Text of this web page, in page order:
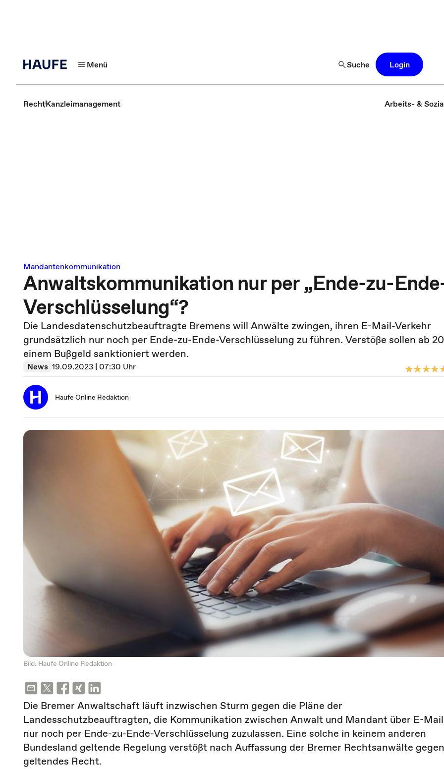
Menü Suche Login
RechtKanzleimanagement Arbeits- &
Mandantenkommunikation
Anwaltskommunikation nur per „Ende-zu-
Verschlüsselung“?
Die Landesdatenschutzbeauftragte Bremens will Anwälte zwingen, ihren E-Mail-Verkehr
grundsätzlich nur noch per Ende-zu-Ende-Verschlüsselung zu führen. Verstöße sollen ab
einem Bußgeld sanktioniert werden.
News 19.09.2023 | 07:30 Uhr
Haufe Online Redaktion
Bild: Haufe Online Redaktion
Die Bremer Anwaltschaft läuft inzwischen Sturm gegen die Pläne der
Landesschutzbeauftragten, die Kommunikation zwischen Anwalt und Mandant über E-Mail
nur noch per Ende-zu-Ende-Verschlüsselung zuzulassen. Eine solche in keinem anderen
Bundesland geltende Regelung verstößt nach Auffassung der Bremer Rechtsanwälte gegen
geltendes Recht.